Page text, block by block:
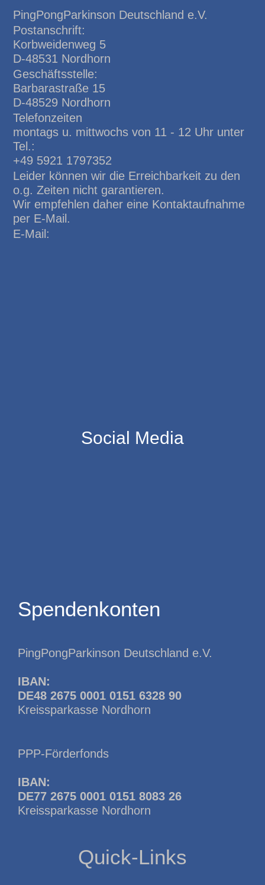
PingPongParkinson Deutschland e.V.
Postanschrift:
Korbweidenweg 5
D-48531 Nordhorn
Geschäftsstelle:
Barbarastraße 15
D-48529 Nordhorn
Telefonzeiten
montags u. mittwochs von 11 - 12 Uhr unter
Tel.:
+49 5921 1797352
Leider können wir die Erreichbarkeit zu den
o.g. Zeiten nicht garantieren.
Wir empfehlen daher eine Kontaktaufnahme
per E-Mail.
E-Mail:
Social Media
Spendenkonten
PingPongParkinson Deutschland e.V.
IBAN:
DE48 2675 0001 0151 6328 90
Kreissparkasse Nordhorn
PPP-Förderfonds
IBAN:
DE77 2675 0001 0151 8083 26
Kreissparkasse Nordhorn
Quick-Links